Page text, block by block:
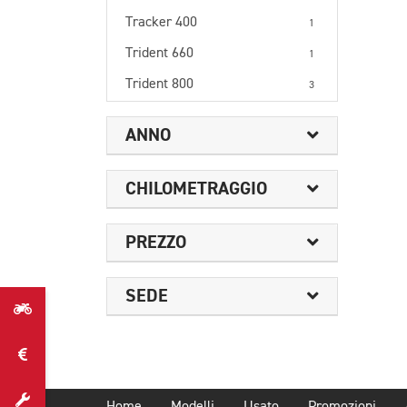
Tracker 400 1
Trident 660 1
Trident 800 3
ANNO
CHILOMETRAGGIO
PREZZO
SEDE